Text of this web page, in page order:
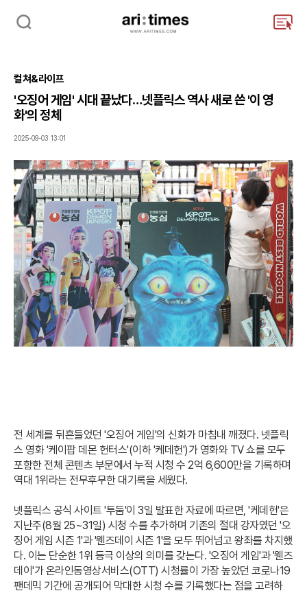
검
주
컬쳐&라이프
'오징어 게임' 시대 끝났다…넷플릭스 역사 새로 쓴 '이 영
화'의 정체
2025-09-03 13:01
전 세계를 뒤흔들었던 '오징어 게임'의 신화가 마침내 깨졌다. 넷플릭
스 영화 '케이팝 데몬 헌터스'(이하 '케데헌')가 영화와 TV 쇼를 모두
포함한 전체 콘텐츠 부문에서 누적 시청 수 2억 6,600만을 기록하며
역대 1위라는 전무후무한 대기록을 세웠다.
넷플릭스 공식 사이트 '투둠'이 3일 발표한 자료에 따르면, '케데헌'은
지난주(8월 25~31일) 시청 수를 추가하며 기존의 절대 강자였던 '오
징어 게임 시즌 1'과 '웬즈데이 시즌 1'을 모두 뛰어넘고 왕좌를 차지했
다. 이는 단순한 1위 등극 이상의 의미를 갖는다. '오징어 게임'과 '웬즈
데이'가 온라인동영상서비스(OTT) 시청률이 가장 높았던 코로나19
팬데믹 기간에 공개되어 막대한 시청 수를 기록했다는 점을 고려하